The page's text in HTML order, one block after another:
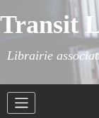
Transit
Librairie